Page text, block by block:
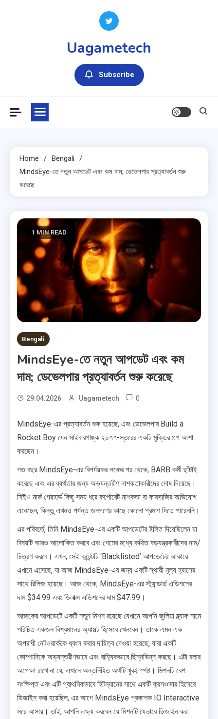
Uagametech
Subscribe
Home
Bengali
MindsEye-তে নতুন আপডেট এবং কম দাম; ডেভেলপার প্রত্যাবর্তন শুরু
করেছে
1 MIN READ
Bengali
MindsEye-তে নতুন আপডেট এবং কম
দাম; ডেভেলপার প্রত্যাবর্তন শুরু করেছে
29.04.2026 Uagametech 0
MindsEye-এর প্রত্যাবর্তন শুরু হয়েছে, এবং ডেভেলপার Build a
Rocket Boy যেন সাইবারপাঙ্ক ২০৭৭-স্তরের একটি মুক্তির গল্প আশা
করছেন।
গত বছর MindsEye-এর বিপর্যয়কর লঞ্চের পর থেকে, BARB কর্মী ছাঁটাই
করেছে এবং এর ব্যর্থতার জন্য অভ্যন্তরীণ নাশকতাকারীদের দোষ দিয়েছে।
সিইও মার্ক গেরহার্ড কিছু সময় ধরে কর্পোরেট নাশকতা বা কারসাজির অভিযোগ
এনেছেন, কিন্তু এখনও পর্যন্ত জনগণের কাছে কোনো প্রমাণ দিতে পারেননি।
এর পরিবর্তে, তিনি MindsEye-এর একটি আপডেটের ইঙ্গিত দিয়েছিলেন যা
বিষয়টি আরও আলোকিত করবে এবং গেমের মধ্যে কথিত ষড়যন্ত্রকারীদের নাম/
চিত্রণ করবে। এখন, সেই কন্টেন্টটি ‘Blacklisted’ আপডেটের আকারে
এখানে এসেছে, যা আজ MindsEye-এর জন্য একটি স্থায়ী মূল্য হ্রাসের
সাথে রিলিজ হয়েছে। আজ থেকে, MindsEye-এর স্ট্যান্ডার্ড এডিশনের
দাম $34.99 এবং ডিলাক্স এডিশনের দাম $47.99।
আজকের আপডেটে একটি নতুন মিশন রয়েছে যেখানে আপনি জুলিয়া ব্ল্যাক নামে
পরিচিত একজন বিশ্বমানের অ্যাসল্ট হিসেবে খেলবেন। তাকে এমন এক
অপরাধী নেটওয়ার্ককে ধ্বংস করার দায়িত্ব দেওয়া হয়েছে, যারা একটি
কোম্পানিকে অভ্যন্তরীণভাবে এবং বাহ্যিকভাবে ছিন্নভিন্ন করছে। এটা বলার
অপেক্ষা রাখে না যে, এখানে অন্তর্নিহিত অর্থটি খুবই স্পষ্ট। মিশনটি বেশ
সংক্ষিপ্ত এবং এটি প্রাথমিকভাবে হিটম্যানের সাথে একটি ক্রসওভার হিসেবে
ডিজাইন করা হয়েছিল, এর আগে MindsEye প্রকাশক IO Interactive
সরে আসায়। তাই, আপনি লক্ষ্য করবেন যে মিশনটি যেভাবে ডিজাইন করা